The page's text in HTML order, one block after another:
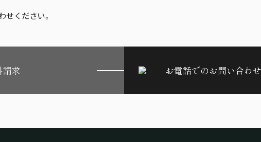
ください。
請求 お電話でのお問い合わせ